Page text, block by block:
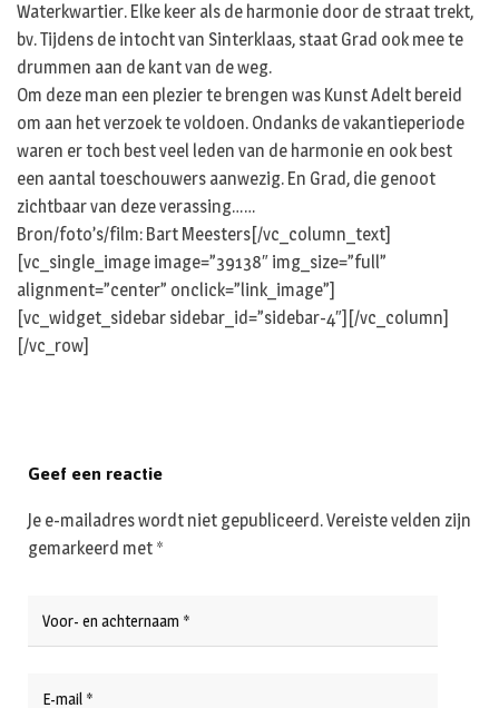
Waterkwartier. Elke keer als de harmonie door de straat trekt,
bv. Tijdens de intocht van Sinterklaas, staat Grad ook mee te
drummen aan de kant van de weg.
Om deze man een plezier te brengen was Kunst Adelt bereid
om aan het verzoek te voldoen. Ondanks de vakantieperiode
waren er toch best veel leden van de harmonie en ook best
een aantal toeschouwers aanwezig. En Grad, die genoot
zichtbaar van deze verassing……
Bron/foto’s/film: Bart Meesters[/vc_column_text]
[vc_single_image image=”39138″ img_size=”full”
alignment=”center” onclick=”link_image”]
[vc_widget_sidebar sidebar_id=”sidebar-4″][/vc_column]
[/vc_row]
Geef een reactie
Je e-mailadres wordt niet gepubliceerd.Vereiste velden zijn
gemarkeerd met *